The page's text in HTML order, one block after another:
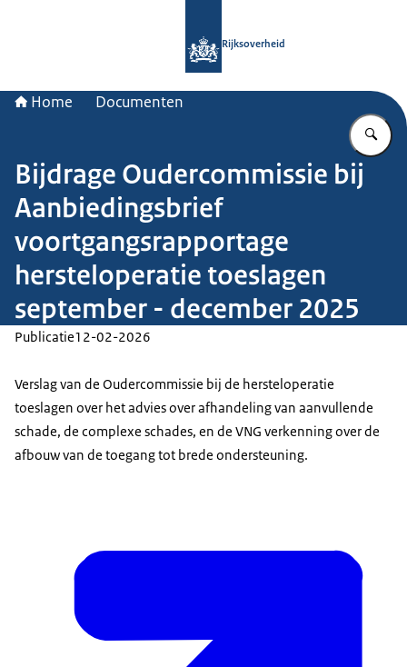
Rijksoverheid
Home Documenten
Bijdrage Oudercommissie bij
Aanbiedingsbrief
voortgangsrapportage
hersteloperatie toeslagen
september - december 2025
Publicatie12-02-2026
Verslag van de Oudercommissie bij de hersteloperatie
toeslagen over het advies over afhandeling van aanvullende
schade, de complexe schades, en de VNG verkenning over de
afbouw van de toegang tot brede ondersteuning.